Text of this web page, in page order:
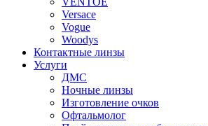
Versace
Vogue
Woodys
Контактные линзы
Услуги
ДМС
Ночные линзы
Изготовление очков
Офтальмолог